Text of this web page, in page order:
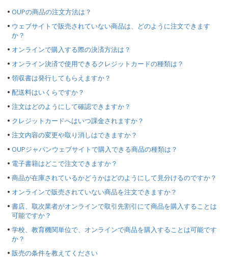
OUPの商品の注文方法は？
ウェブサイトで販売されていない商品は、どのように注文できます
か？
オンラインで購入する際の決済方法は？
オンライン決済で使用できるクレジットカードの種類は？
領収書は発行してもらえますか？
配送料はいくらですか？
注文はどのようにして確認できますか？
クレジットカードへはいつ課金されますか？
注文内容の変更や取り消しはできますか？
OUPジャパンウェブサイトで購入できる商品の種類は？
電子書籍はどこで注文できますか？
商品が在庫されているかどうかはどのようにして見分けるのですか？
オンラインで販売されていない商品を注文できますか？
書店、取次業者がオンラインで取引先割引にて商品を購入することは
可能ですか？
学校、教育機関単位で、オンラインで商品を購入することは可能です
か？
販売の条件を教えてください